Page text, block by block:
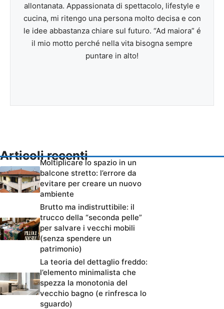
allontanata. Appassionata di spettacolo, lifestyle e
cucina, mi ritengo una persona molto decisa e con
le idee abbastanza chiare sul futuro. “Ad maiora” é
il mio motto perché nella vita bisogna sempre
puntare in alto!
Articoli recenti
Moltiplicare lo spazio in un
balcone stretto: l’errore da
evitare per creare un nuovo
ambiente
Brutto ma indistruttibile: il
trucco della “seconda pelle”
per salvare i vecchi mobili
(senza spendere un
patrimonio)
La teoria del dettaglio freddo:
l’elemento minimalista che
spezza la monotonia del
vecchio bagno (e rinfresca lo
sguardo)